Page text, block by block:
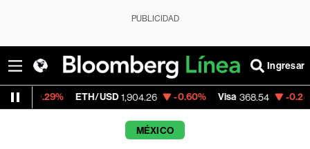
PUBLICIDAD
Ingresar
ETH/USD 1,904.26 -0.60% Visa 368.54 -0.28%
MÉXICO